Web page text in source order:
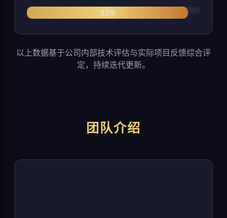
93%
以上数据基于公司内部技术评估与实际项目反馈综合评
定，持续迭代更新。
团队介绍